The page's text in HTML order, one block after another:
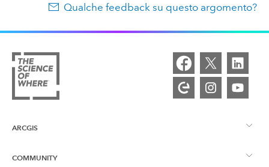
Qualche feedback su questo argomento?
ARCGIS
Panoramica ArcGIS
COMMUNITY